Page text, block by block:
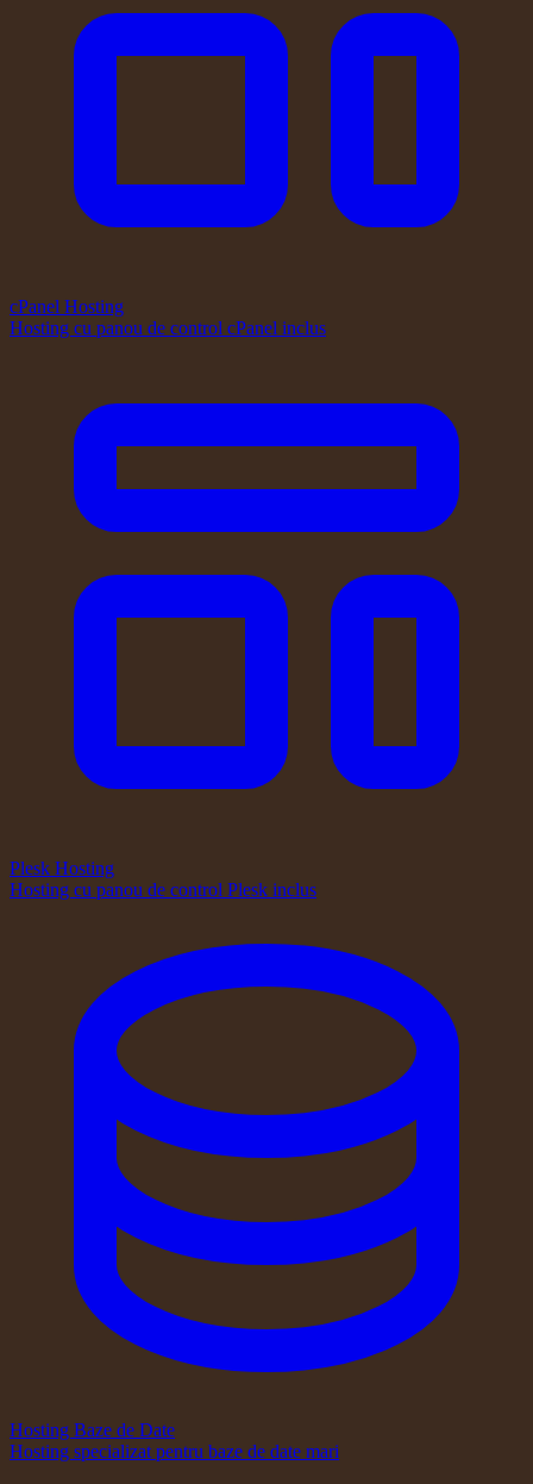
cPanel Hosting
Hosting cu panou de control cPanel inclus
Plesk Hosting
Hosting cu panou de control Plesk inclus
Hosting Baze de Date
Hosting specializat pentru baze de date mari